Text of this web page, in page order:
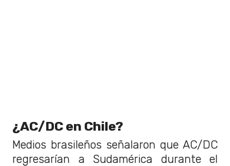
¿AC/DC en Chile?
Medios brasileños señalaron que AC/DC
regresarían a Sudamérica durante el